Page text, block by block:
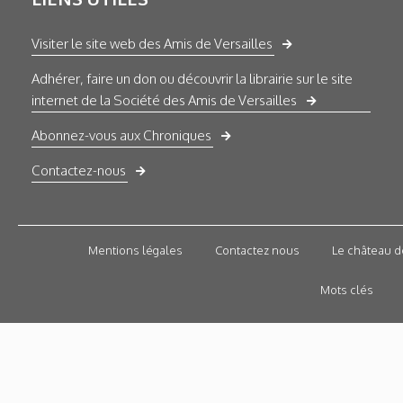
Visiter le site web des Amis de Versailles
Adhérer, faire un don ou découvrir la librairie sur le site
internet de la Société des Amis de Versailles
Abonnez-vous aux Chroniques
Contactez-nous
Mentions légales Contactez nous Le château
Mots clés